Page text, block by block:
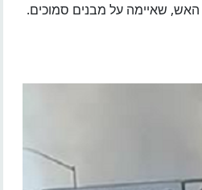
שאיימה על מבנים סמוכים.